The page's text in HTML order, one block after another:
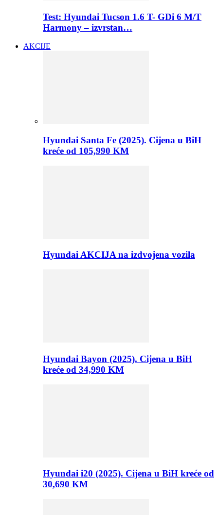
Test: Hyundai Tucson 1.6 T- GDi 6 M/T
Harmony – izvrstan…
AKCIJE
Hyundai Santa Fe (2025). Cijena u BiH
kreće od 105,990 KM
Hyundai AKCIJA na izdvojena vozila
Hyundai Bayon (2025). Cijena u BiH
kreće od 34,990 KM
Hyundai i20 (2025). Cijena u BiH kreće od
30,690 KM